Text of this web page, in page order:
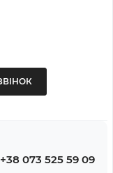
+38 073 525 59 09